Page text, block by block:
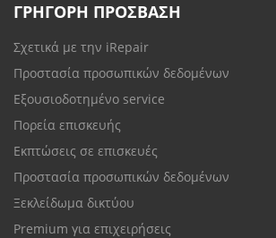
ΓΡΗΓΟΡΗ ΠΡΟΣΒΑΣΗ
Σχετικά με την iRepair
Προστασία προσωπικών δεδομένων
Εξουσιοδοτημένο service
Πορεία επισκευής
Εκπτώσεις σε επισκευές
Προστασία προσωπικών δεδομένων
Ξεκλείδωμα δικτύου
Premium για επιχειρήσεις